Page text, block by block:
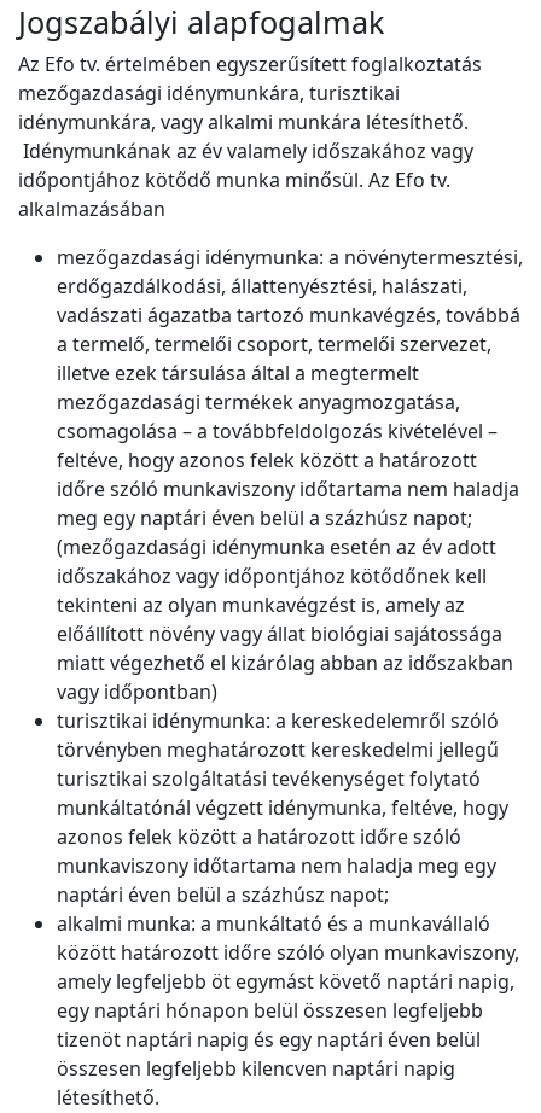
Jogszabályi alapfogalmak
Az Efo tv. értelmében egyszerűsített foglalkoztatás
mezőgazdasági idénymunkára, turisztikai
idénymunkára, vagy alkalmi munkára létesíthető.
Idénymunkának az év valamely időszakához vagy
időpontjához kötődő munka minősül. Az Efo tv.
alkalmazásában
mezőgazdasági idénymunka: a növénytermesztési,
erdőgazdálkodási, állattenyésztési, halászati,
vadászati ágazatba tartozó munkavégzés, továbbá
a termelő, termelői csoport, termelői szervezet,
illetve ezek társulása által a megtermelt
mezőgazdasági termékek anyagmozgatása,
csomagolása – a továbbfeldolgozás kivételével –
feltéve, hogy azonos felek között a határozott
időre szóló munkaviszony időtartama nem haladja
meg egy naptári éven belül a százhúsz napot;
(mezőgazdasági idénymunka esetén az év adott
időszakához vagy időpontjához kötődőnek kell
tekinteni az olyan munkavégzést is, amely az
előállított növény vagy állat biológiai sajátossága
miatt végezhető el kizárólag abban az időszakban
vagy időpontban)
turisztikai idénymunka: a kereskedelemről szóló
törvényben meghatározott kereskedelmi jellegű
turisztikai szolgáltatási tevékenységet folytató
munkáltatónál végzett idénymunka, feltéve, hogy
azonos felek között a határozott időre szóló
munkaviszony időtartama nem haladja meg egy
naptári éven belül a százhúsz napot;
alkalmi munka: a munkáltató és a munkavállaló
között határozott időre szóló olyan munkaviszony,
amely legfeljebb öt egymást követő naptári napig,
egy naptári hónapon belül összesen legfeljebb
tizenöt naptári napig és egy naptári éven belül
összesen legfeljebb kilencven naptári napig
létesíthető.